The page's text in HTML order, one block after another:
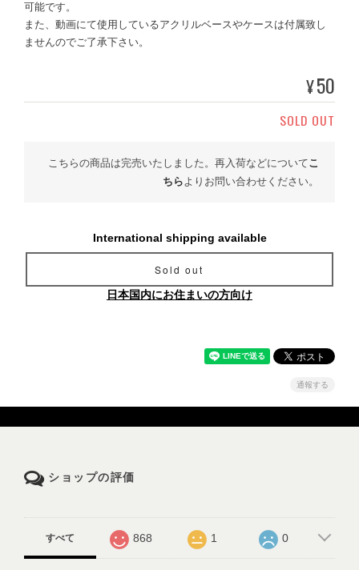
可能です。
また、動画にて使用しているアクリルベースやケースは付属致し
ませんのでご了承下さい。
¥50
SOLD OUT
こちらの商品は完売いたしました。再入荷などについてこ
ちらよりお問い合わせください。
International shipping available
Sold out
日本国内にお住まいの方向け
通報する
ショップの評価
すべて 868 1 0